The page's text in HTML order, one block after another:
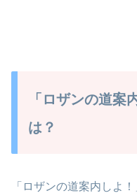
「ロザンの道案
は？
「ロザンの道案内しよ